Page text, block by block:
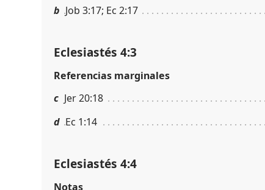
b Job 3:17; Ec 2:17
Eclesiastés 4:3
Referencias marginales
c Jer 20:18
d Ec 1:14
Eclesiastés 4:4
Notas